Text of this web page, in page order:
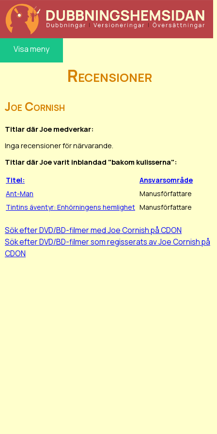
Visa meny
Recensioner
Joe Cornish
Titlar där Joe medverkar:
Inga recensioner för närvarande.
Titlar där Joe varit inblandad "bakom kulisserna":
Titel:
Ansvarsområde
Ant-Man
Manusförfattare
Tintins äventyr: Enhörningens hemlighet Manusförfattare
Sök efter DVD/BD-filmer med Joe Cornish på CDON
Sök efter DVD/BD-filmer som regisserats av Joe Cornish på
CDON